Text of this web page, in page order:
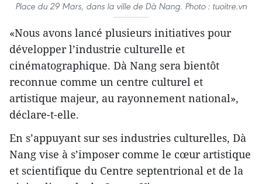
Place du 29 Mars, dans la ville de Dà Nang. Photo : tuoitre.vn
«Nous avons lancé plusieurs initiatives pour
développer l’industrie culturelle et
cinématographique. Dà Nang sera bientôt
reconnue comme un centre culturel et
artistique majeur, au rayonnement national»,
déclare-t-elle.
En s’appuyant sur ses industries culturelles, Dà
Nang vise à s’imposer comme le cœur artistique
et scientifique du Centre septentrional et de la